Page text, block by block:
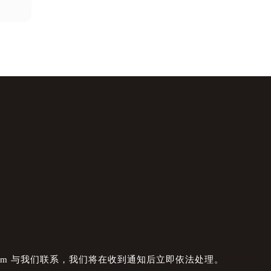
与我们联系，我们将在收到通知后立即依法处理。